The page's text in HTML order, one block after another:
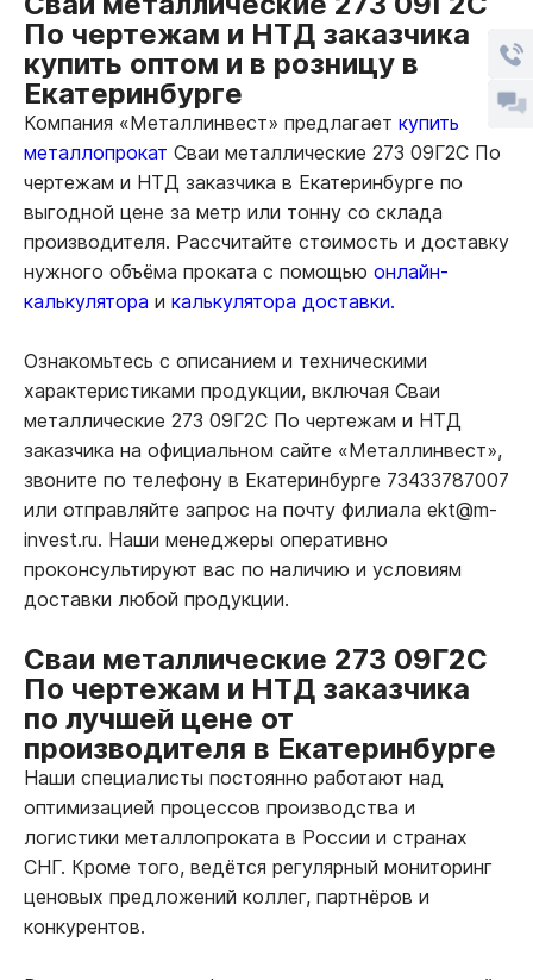
По чертежам и НТД заказчика
купить оптом и в розницу в
Екатеринбурге
Компания «Металлинвест» предлагает купить
металлопрокат Сваи металлические 273 09Г2С По
чертежам и НТД заказчика в Екатеринбурге по
выгодной цене за метр или тонну со склада
производителя. Рассчитайте стоимость и доставку
нужного объёма проката с помощью онлайн-
калькулятора и калькулятора доставки.
Ознакомьтесь с описанием и техническими
характеристиками продукции, включая Сваи
металлические 273 09Г2С По чертежам и НТД
заказчика на официальном сайте «Металлинвест»,
звоните по телефону в Екатеринбурге 73433787007
или отправляйте запрос на почту филиала ekt@m-
invest.ru. Наши менеджеры оперативно
проконсультируют вас по наличию и условиям
доставки любой продукции.
Сваи металлические 273 09Г2С
По чертежам и НТД заказчика
по лучшей цене от
производителя в Екатеринбурге
Наши специалисты постоянно работают над
оптимизацией процессов производства и
логистики металлопроката в России и странах
СНГ. Кроме того, ведётся регулярный мониторинг
ценовых предложений коллег, партнёров и
конкурентов.